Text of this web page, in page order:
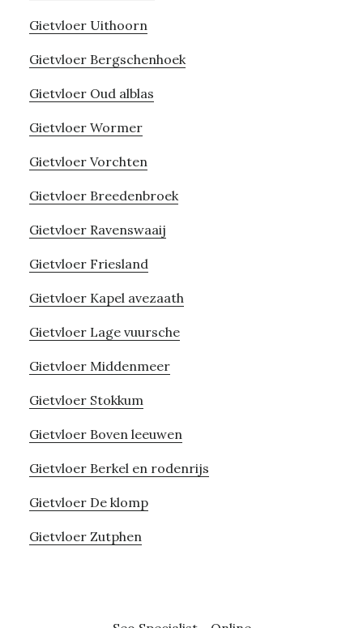
Gietvloer Uithoorn
Gietvloer Bergschenhoek
Gietvloer Oud alblas
Gietvloer Wormer
Gietvloer Vorchten
Gietvloer Breedenbroek
Gietvloer Ravenswaaij
Gietvloer Friesland
Gietvloer Kapel avezaath
Gietvloer Lage vuursche
Gietvloer Middenmeer
Gietvloer Stokkum
Gietvloer Boven leeuwen
Gietvloer Berkel en rodenrijs
Gietvloer De klomp
Gietvloer Zutphen